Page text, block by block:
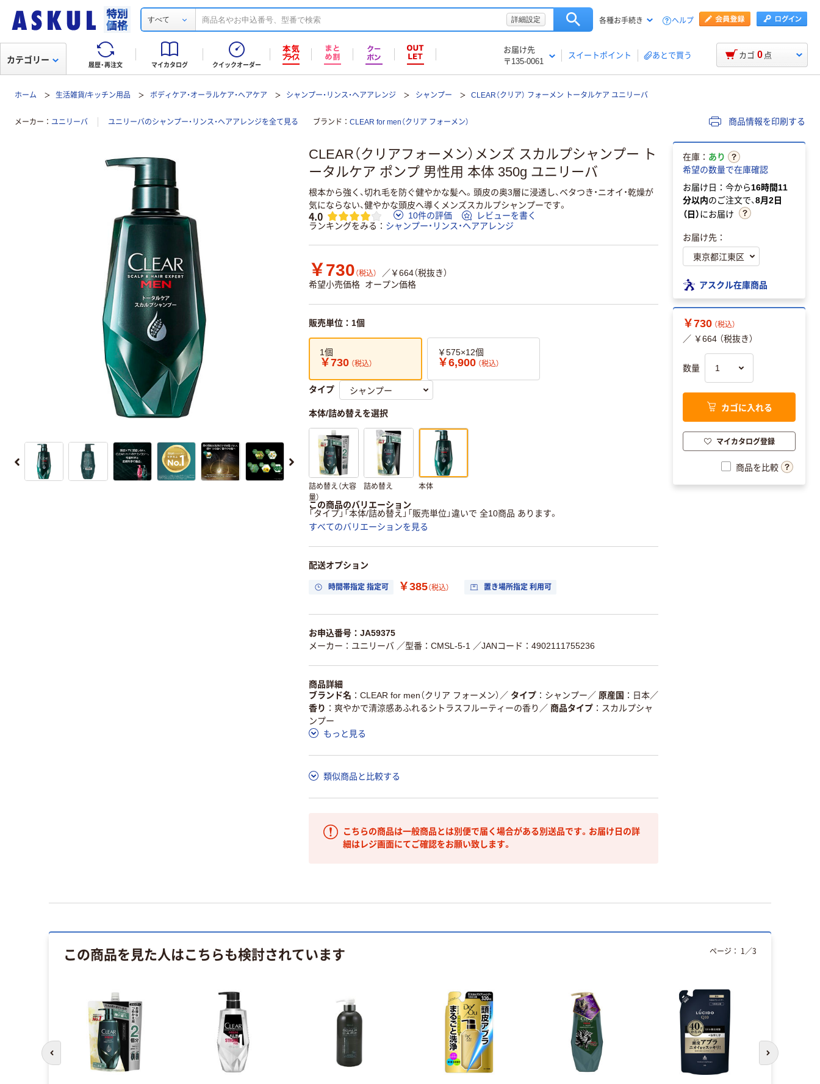
すべて 詳細設定 各種お手続き ヘルプ
履歴・再注文 マイカタログ クイックオーダー
お届け先
〒135-0061
スイートポイント あとで買う
カテゴリー カゴ 0 点
ホーム 生活雑貨/キッチン用品 ボディケア・オーラルケア・ヘアケア シャンプー・リンス・ヘアアレンジ シャンプー CLEAR（クリア） フォーメン トータルケア ユニリーバ
メーカー ユニリーバ ユニリーバのシャンプー・リンス・ヘアアレンジを全て見る ブランド CLEAR for men（クリア フォーメン） 商品情報を印刷する
CLEAR（クリアフォーメン）メンズ スカルプシャンプー ト
ータルケア ポンプ 男性用 本体 350g ユニリーバ
根本から強く、切れ毛を防ぐ健やかな髪へ。頭皮の奥3層に浸透し、ベタつき・ニオイ・乾燥が
気にならない、健やかな頭皮へ導くメンズスカルプシャンプーです。
4.0 10件の評価
レビューを書く
ランキングをみる
シャンプー・リンス・ヘアアレンジ
￥730 （税込）
／￥664（税抜き）
希望小売価格 オープン価格
販売単位：1個
1個
￥730 （税込）
￥575×12個
￥6,900 （税込）
タイプ
本体/詰め替えを選択
詰め替え（大容
量）
詰め替え 本体
この商品のバリエーション
「タイプ」「本体/詰め替え」「販売単位」違いで 全10商品 あります。
すべてのバリエーションを見る
配送オプション
時間帯指定 指定可 ￥385（税込） 置き場所指定 利用可
お申込番号：JA59375
メーカー：ユニリーバ ／型番：CMSL-5-1 ／JANコード：4902111755236
商品詳細
ブランド名
CLEAR for men（クリア フォーメン） ／ タイプ シャンプー ／ 原産国 日本／
香り
爽やかで清涼感あふれるシトラスフルーティーの香り ／ 商品タイプ
スカルプシャ
ンプー
もっと見る
類似商品と比較する
こちらの商品は一般商品とは別便で届く場合がある別送品です。お届け日の詳
細はレジ画面にてご確認をお願い致します。
在庫： あり
希望の数量で在庫確認
お届け日：今から16時間11
分以内のご注文で、8月2日
（日）にお届け
お届け先：
アスクル在庫商品
￥730 （税込）
／ ￥664 （税抜き）
数量
カゴに入れる
マイカタログ登録
商品を比較
この商品を見た人はこちらも検討されています ページ： 1 ／3
前のスライドへ 次のスライド